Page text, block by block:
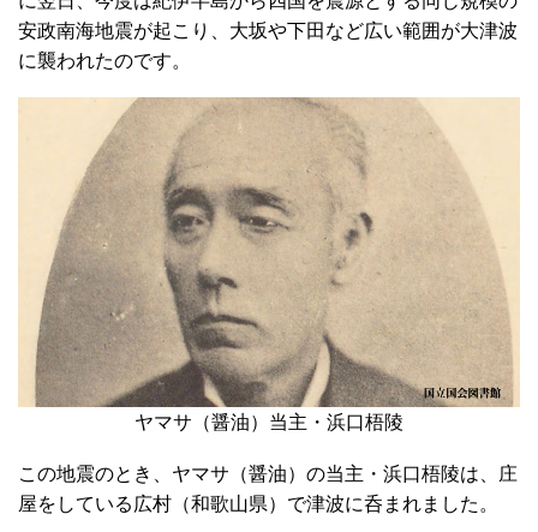
安政南海地震が起こり、大坂や下田など広い範囲が大津波
に襲われたのです。
ヤマサ（醤油）当主・浜口梧陵
この地震のとき、ヤマサ（醤油）の当主・浜口梧陵は、庄
屋をしている広村（和歌山県）で津波に呑まれました。